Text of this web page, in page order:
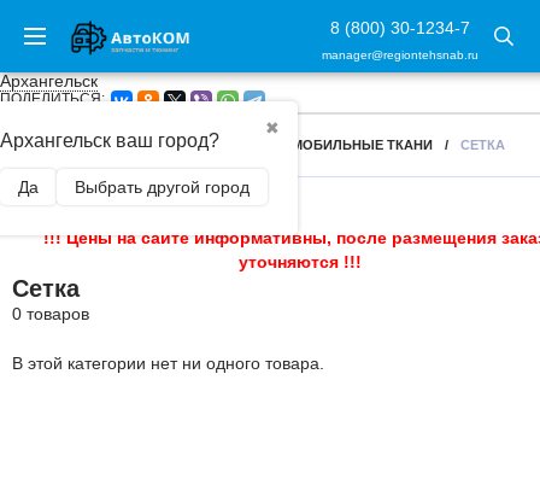
8 (800) 30-1234-7
manager@regiontehsnab.ru
Архангельск
✖
Архангельск ваш город?
Да Выбрать другой город
ПОДЕЛИТЬСЯ:
ГЛАВНАЯ / ТЮНИНГ САЛОНА АВТОМОБИЛЬНЫЕ ТКАНИ / СЕТКА
!!! Цены на сайте информативны, после размещения
уточняются !!!
Сетка
0 товаров
В этой категории нет ни одного товара.